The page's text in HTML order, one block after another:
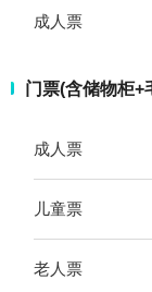
成人票
门票(含储物柜+
成人票
儿童票
老人票